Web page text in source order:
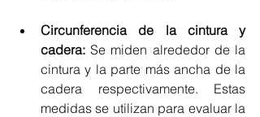
Circunferencia de la cintura y
cadera: Se miden alrededor de la
cintura y la parte más ancha de la
cadera respectivamente. Estas
medidas se utilizan para evaluar la